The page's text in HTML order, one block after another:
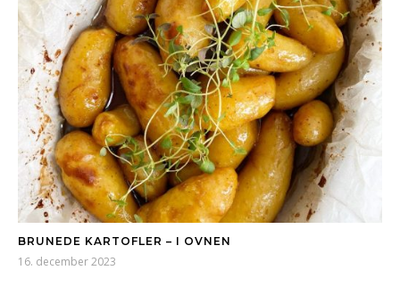
BRUNEDE KARTOFLER – I OVNEN
16. december 2023